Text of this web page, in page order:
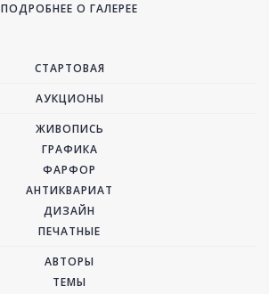
ПОДРОБНЕЕ О ГАЛЕРЕЕ
СТАРТОВАЯ
АУКЦИОНЫ
ЖИВОПИСЬ
ГРАФИКА
ФАРФОР
АНТИКВАРИАТ
ДИЗАЙН
ПЕЧАТНЫЕ
АВТОРЫ
ТЕМЫ